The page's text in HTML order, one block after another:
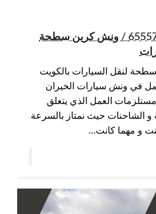
ونش الخيران / 65557275 / ونش كرين سطحة
لنقل السيارات بالكويت
في ونش سيارات الخيران
العمل الذي يتعلق
الشاحنات حيث نمتاز بالسرعة
و مهما كانت…